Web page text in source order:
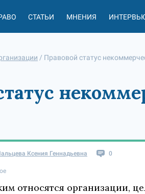
СТАТЬИ МНЕНИЯ
/ Правовой статус
Ксения Геннадьевна 0
относятся организации,